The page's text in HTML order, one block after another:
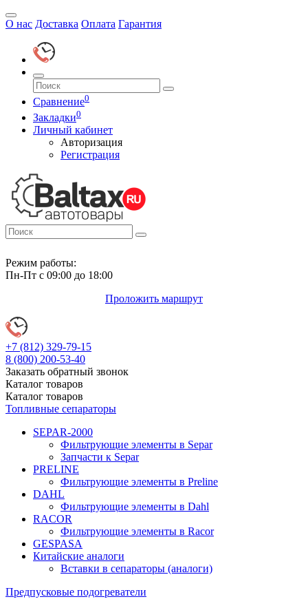
О нас Доставка Оплата Гарантия
Сравнение0
Закладки0
Личный кабинет
Авторизация
Регистрация
Режим работы:
Пн-Пт с 09:00 до 18:00
Проложить маршрут
+7 (812) 329-79-15
8 (800) 200-53-40
Заказать обратный звонок
Каталог товаров
Каталог товаров
Топливные сепараторы
SEPAR-2000
Фильтрующие элементы в Separ
Запчасти к Separ
PRELINE
Фильтрующие элементы в Preline
DAHL
Фильтрующие элементы в Dahl
RACOR
Фильтрующие элементы в Racor
GESPASA
Китайские аналоги
Вставки в сепараторы (аналоги)
Предпусковые подогреватели